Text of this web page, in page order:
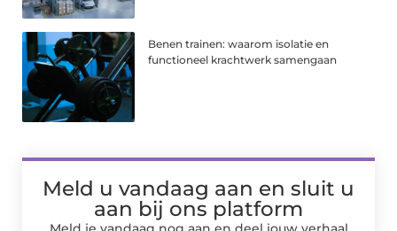
Benen trainen: waarom isolatie en
functioneel krachtwerk samengaan
Meld u vandaag aan en sluit u
aan bij ons platform